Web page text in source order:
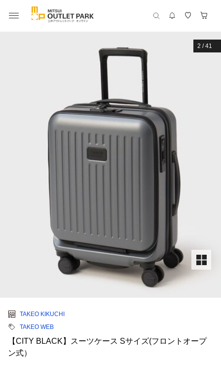
2 /41
TAKEO KIKUCHI
TAKEO WEB
【CITY BLACK】スーツケース Sサイズ(フロントオープ
ン式）